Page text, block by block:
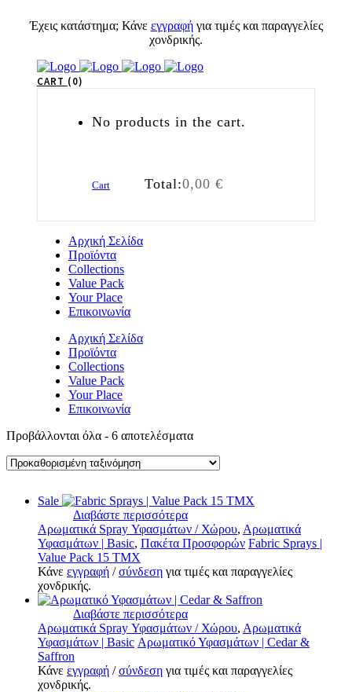
Έχεις κατάστημα; Κάνε εγγραφήγια τιμές και παραγγελίες
χονδρικής.
CART 0
No products in the cart.
Cart Total:0,00 €
Αρχική Σελίδα
Προϊόντα
Collections
Value Pack
Your Place
Επικοινωνία
Αρχική Σελίδα
Προϊόντα
Collections
Value Pack
Your Place
Επικοινωνία
Προβάλλονται όλα - 6 αποτελέσματα
Sale
Διαβάστε περισσότερα
Αρωματικά Spray Υφασμάτων / Χώρου, Αρωματικά
Υφασμάτων | Basic, Πακέτα Προσφορών Fabric Sprays |
Value Pack 15 ΤΜΧ
Κάνε εγγραφή /σύνδεση για τιμές και παραγγελίες
χονδρικής.
Διαβάστε περισσότερα
Αρωματικά Spray Υφασμάτων / Χώρου, Αρωματικά
Υφασμάτων | Basic Αρωματικό Υφασμάτων | Cedar &
Saffron
Κάνε εγγραφή /σύνδεση για τιμές και παραγγελίες
χονδρικής.